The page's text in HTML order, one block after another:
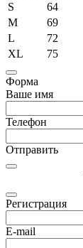
S
64
M
69
L
72
XL
75
Форма
Ваше имя
Телефон
Отправить
Регистрация
E-mail